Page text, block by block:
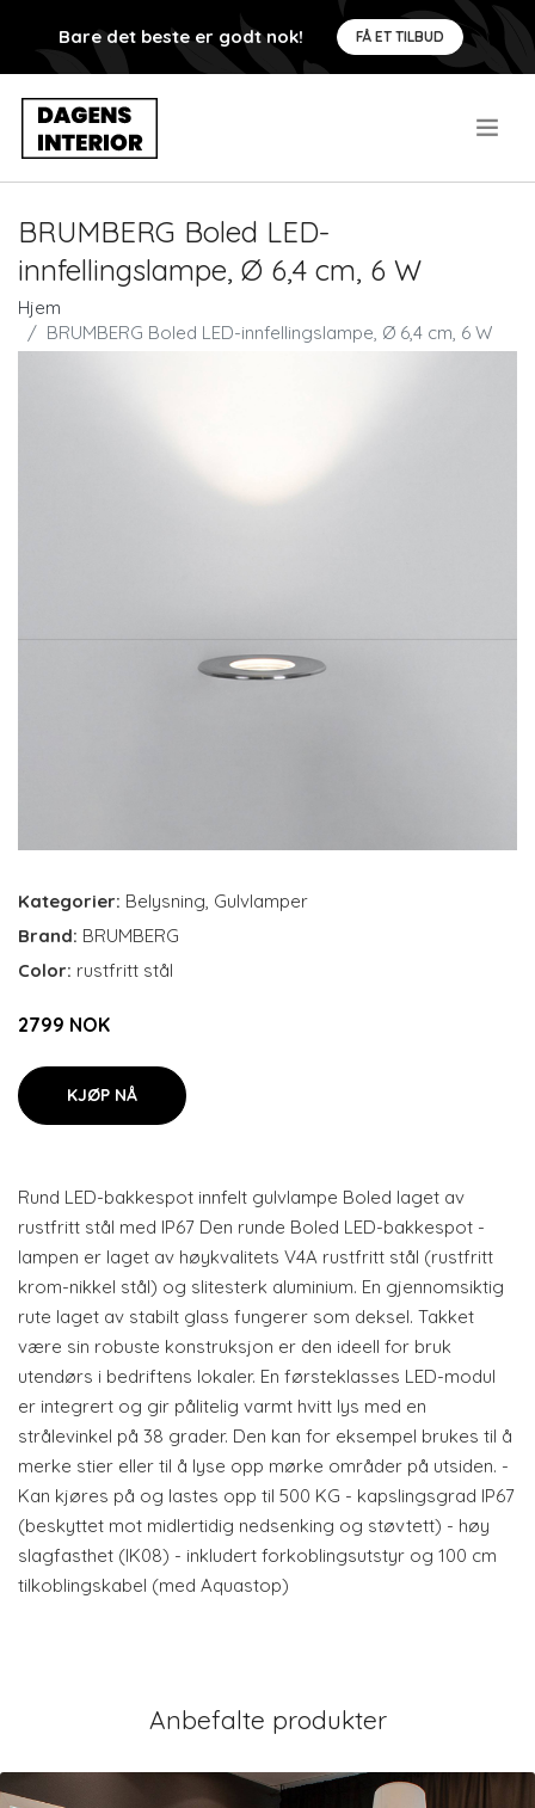
Bare det beste er godt nok! FÅ ET TILBUD
BRUMBERG Boled LED-
innfellingslampe, Ø 6,4 cm, 6 W
Hjem
BRUMBERG Boled LED-innfellingslampe, Ø 6,4 cm, 6 W
Kategorier: Belysning, Gulvlamper
Brand: BRUMBERG
Color: rustfritt stål
2799 NOK
KJØP NÅ
Rund LED-bakkespot innfelt gulvlampe Boled laget av
rustfritt stål med IP67 Den runde Boled LED-bakkespot -
lampen er laget av høykvalitets V4A rustfritt stål (rustfritt
krom-nikkel stål) og slitesterk aluminium. En gjennomsiktig
rute laget av stabilt glass fungerer som deksel. Takket
være sin robuste konstruksjon er den ideell for bruk
utendørs i bedriftens lokaler. En førsteklasses LED-modul
er integrert og gir pålitelig varmt hvitt lys med en
strålevinkel på 38 grader. Den kan for eksempel brukes til å
merke stier eller til å lyse opp mørke områder på utsiden. -
Kan kjøres på og lastes opp til 500 KG - kapslingsgrad IP67
(beskyttet mot midlertidig nedsenking og støvtett) - høy
slagfasthet (IK08) - inkludert forkoblingsutstyr og 100 cm
tilkoblingskabel (med Aquastop)
Anbefalte produkter